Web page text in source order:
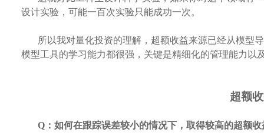
设计实验，可能一百次实验只能成功一次。
所以我对量化投资的理解，超额收益来源已经从模型
模型工具的学习能力都很强，关键是精细化的管理能力以
超额
Q： 如何在跟踪误差较小的情况下，取得较高的超额收